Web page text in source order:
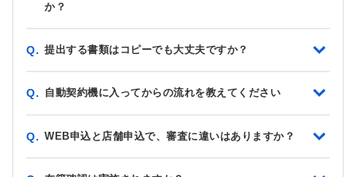
か？
Q. 提出する書類はコピーでも大丈夫ですか？
Q. 自動契約機に入ってからの流れを教えてください
Q. WEB申込と店舗申込で、審査に違いはありますか？